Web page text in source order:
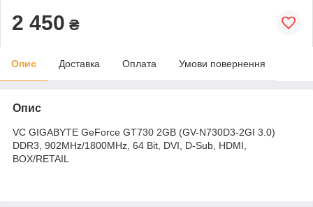
2 450 ₴
Опис Доставка Оплата Умови повернення
Опис
VC GIGABYTE GeForce GT730 2GB (GV-N730D3-2GI 3.0)
DDR3, 902MHz/1800MHz, 64 Bit, DVI, D-Sub, HDMI,
BOX/RETAIL